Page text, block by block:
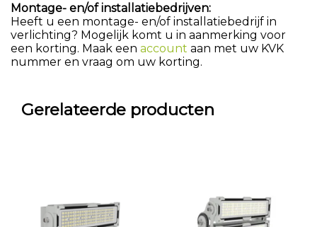
Montage- en/of installatiebedrijven:
Heeft u een montage- en/of installatiebedrijf in
verlichting? Mogelijk komt u in aanmerking voor
een korting. Maak een account aan met uw KVK
nummer en vraag om uw korting.
Gerelateerde producten